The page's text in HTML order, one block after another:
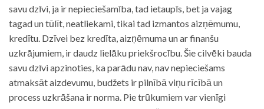
savu dzīvi, ja ir nepieciešamība, tad ietaupīs, bet ja vajag
tagad un tūlīt, neatliekami, tikai tad izmantos aizņēmumu,
kredītu. Dzīvei bez kredīta, aizņēmuma un ar finanšu
uzkrājumiem, ir daudz lielāku priekšrocību. Šie cilvēki bauda
savu dzīvi apzinoties, ka parādu nav, nav nepieciešams
atmaksāt aizdevumu, budžets ir pilnībā viņu rīcībā un
process uzkrāšana ir norma. Pie trūkumiem var vienīgi